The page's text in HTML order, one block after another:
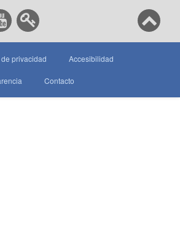
privacidad Accesibilidad
Contacto